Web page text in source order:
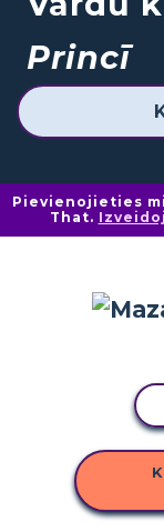
Princī
Pievienojieties
That.